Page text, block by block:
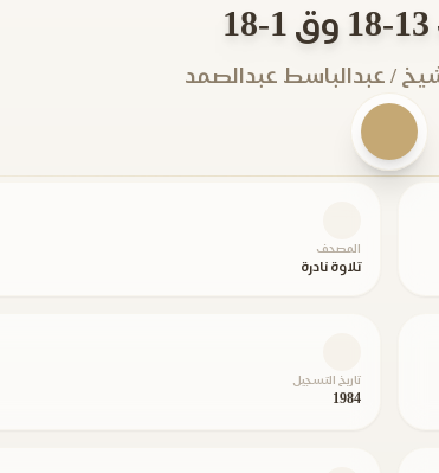
/ عبدالباسط عبدالصمد
المصحف
تلاوة نادرة
تاريخ التسجيل
1984